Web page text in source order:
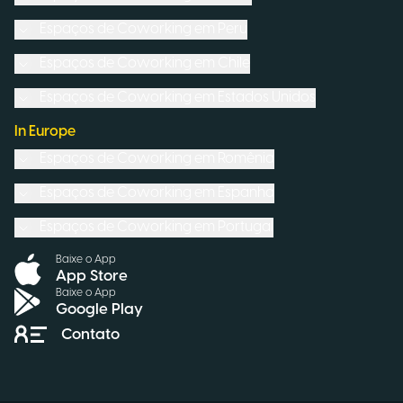
In Europe
Baixe o App
App Store
Baixe o App
Google Play
Contato